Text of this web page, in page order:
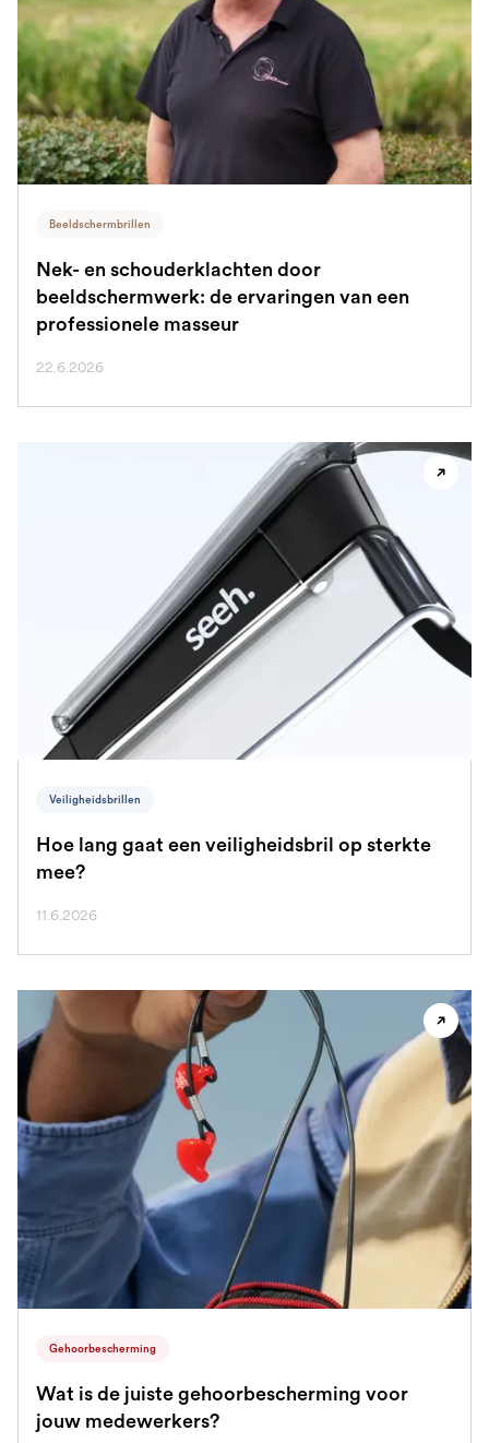
Beeldschermbrillen
Nek- en schouderklachten door
beeldschermwerk: de ervaringen van een
professionele masseur
22.6.2026
Veiligheidsbrillen
Hoe lang gaat een veiligheidsbril op sterkte
mee?
11.6.2026
Gehoorbescherming
Wat is de juiste gehoorbescherming voor
jouw medewerkers?